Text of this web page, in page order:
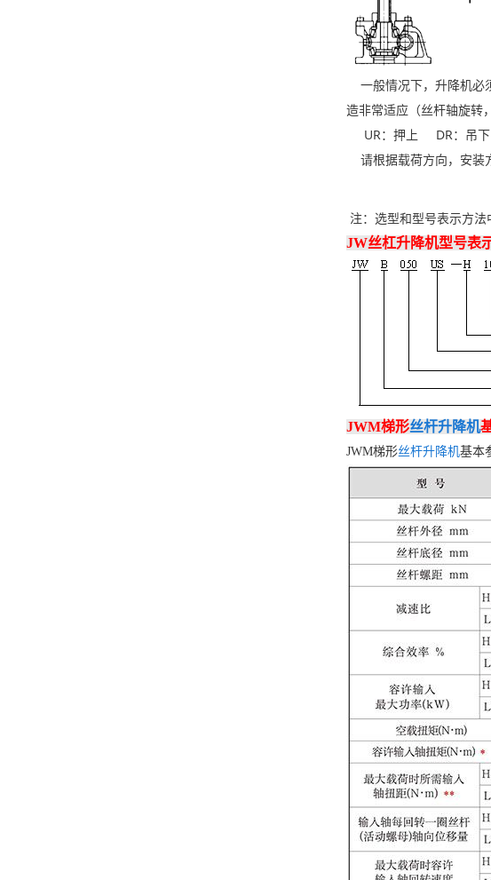
一般情况下，升降机必
造非常适应（丝杆轴旋转
UR：押上 DR：吊下
请根据载荷方向，安装
注：选型和型号表示方法
JW丝杠升降机型号表
JWM梯形丝杆升降机
JWM梯形丝杆升降机基本